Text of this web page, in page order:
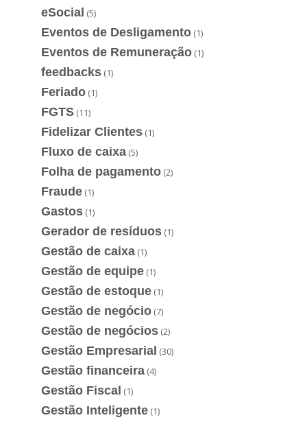
eSocial (5)
Eventos de Desligamento (1)
Eventos de Remuneração (1)
feedbacks (1)
Feriado (1)
FGTS (11)
Fidelizar Clientes (1)
Fluxo de caixa (5)
Folha de pagamento (2)
Fraude (1)
Gastos (1)
Gerador de resíduos (1)
Gestão de caixa (1)
Gestão de equipe (1)
Gestão de estoque (1)
Gestão de negócio (7)
Gestão de negócios (2)
Gestão Empresarial (30)
Gestão financeira (4)
Gestão Fiscal (1)
Gestão Inteligente (1)